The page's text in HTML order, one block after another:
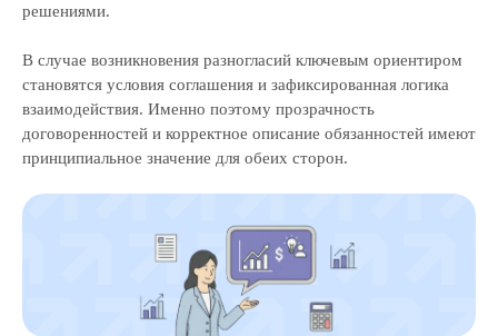
решениями.
В случае возникновения разногласий ключевым ориентиром
становятся условия соглашения и зафиксированная логика
взаимодействия. Именно поэтому прозрачность
договоренностей и корректное описание обязанностей имеют
принципиальное значение для обеих сторон.